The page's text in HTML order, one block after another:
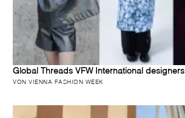
Global Threads VFW International designers
VON VIENNA FASHION WEEK